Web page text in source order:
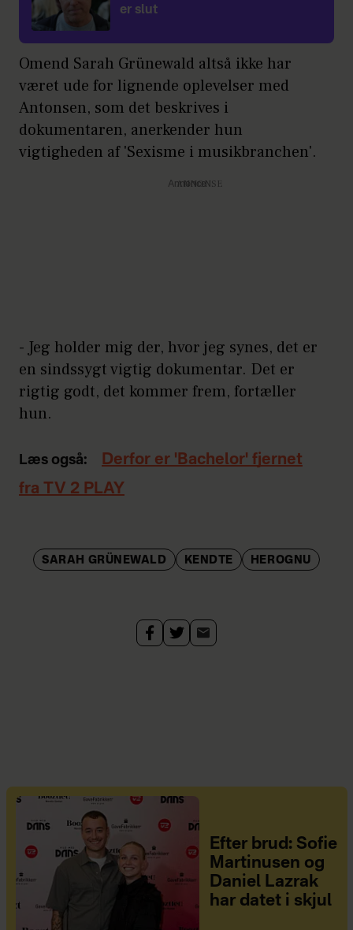
er slut
Omend Sarah Grünewald altså ikke har
været ude for lignende oplevelser med
Antonsen, som det beskrives i
dokumentaren, anerkender hun
vigtigheden af 'Sexisme i musikbranchen'.
Annonce
- Jeg holder mig der, hvor jeg synes, det er
en sindssygt vigtig dokumentar. Det er
rigtig godt, det kommer frem, fortæller
hun.
Læs også:
Derfor er 'Bachelor' fjernet
fra TV 2 PLAY
SARAH GRÜNEWALD KENDTE HEROGNU
Efter brud: Sofie
Martinusen og
Daniel Lazrak
har datet i skjul